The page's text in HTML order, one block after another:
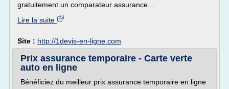
gratuitement un comparateur assurance...
Lire la suite
Site : http://1devis-en-ligne.com
Prix assurance temporaire - Carte verte
auto en ligne
Bénéficiez du meilleur prix assurance temporaire en ligne